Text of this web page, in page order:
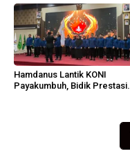
Hamdanus Lantik KONI
Payakumbuh, Bidik Prestasi